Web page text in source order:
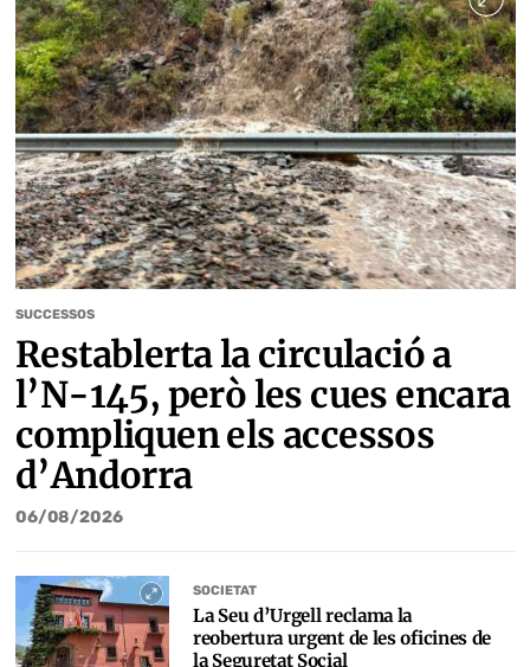
SUCCESSOS
Restablerta la circulació a
l’N-145, però les cues encara
compliquen els accessos
d’Andorra
06/08/2026
SOCIETAT
La Seu d’Urgell reclama la
reobertura urgent de les oficines de
la Seguretat Social